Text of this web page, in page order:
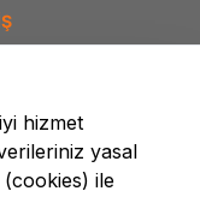
hizmet
yasal
ile